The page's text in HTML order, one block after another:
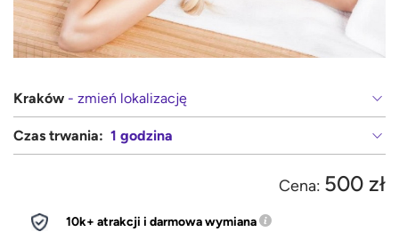
Kraków - zmień lokalizację
Czas trwania: 1 godzina
Cena: 500 zł
10k+ atrakcji i darmowa wymiana